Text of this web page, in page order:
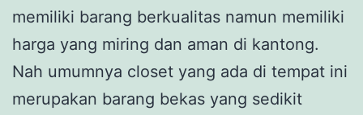
memiliki barang berkualitas namun memiliki
harga yang miring dan aman di kantong.
Nah umumnya closet yang ada di tempat ini
merupakan barang bekas yang sedikit